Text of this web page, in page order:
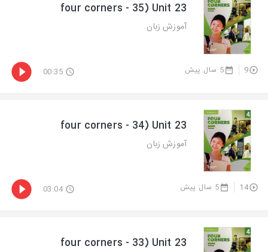
four corners - 35) Unit 23
آموزش زبان
9 5 سال پیش 00:35
four corners - 34) Unit 23
آموزش زبان
14 5 سال پیش 03:04
four corners - 33) Unit 23